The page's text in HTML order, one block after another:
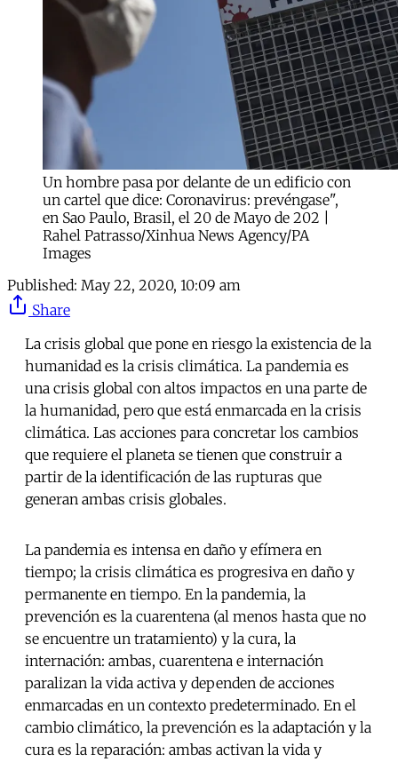
Un hombre pasa por delante de un edificio con
un cartel que dice: Coronavirus: prevéngase",
en Sao Paulo, Brasil, el 20 de Mayo de 202 |
Rahel Patrasso/Xinhua News Agency/PA
Images
Published: May 22, 2020, 10:09 am
Share
La crisis global que pone en riesgo la existencia de la
humanidad es la crisis climática. La pandemia es
una crisis global con altos impactos en una parte de
la humanidad, pero que está enmarcada en la crisis
climática. Las acciones para concretar los cambios
que requiere el planeta se tienen que construir a
partir de la identificación de las rupturas que
generan ambas crisis globales.
La pandemia es intensa en daño y efímera en
tiempo; la crisis climática es progresiva en daño y
permanente en tiempo. En la pandemia, la
prevención es la cuarentena (al menos hasta que no
se encuentre un tratamiento) y la cura, la
internación: ambas, cuarentena e internación
paralizan la vida activa y dependen de acciones
enmarcadas en un contexto predeterminado. En el
cambio climático, la prevención es la adaptación y la
cura es la reparación: ambas activan la vida y